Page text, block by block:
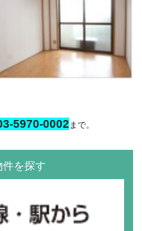
5970-0002まで。
件を探す